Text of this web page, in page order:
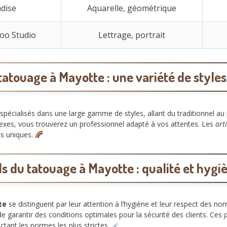
Aquarelle, géométrique
Studio Lettrage, portrait
à Mayotte : une variété de
dans une large gamme de styles, allant du traditionnel
vous trouverez un professionnel adapté à vos attentes. Les
uniques.
du tatouage à Mayotte : qualité et
se distinguent par leur attention à l’hygiène et leur respect des
garantir des conditions optimales pour la sécurité des clients. Ces